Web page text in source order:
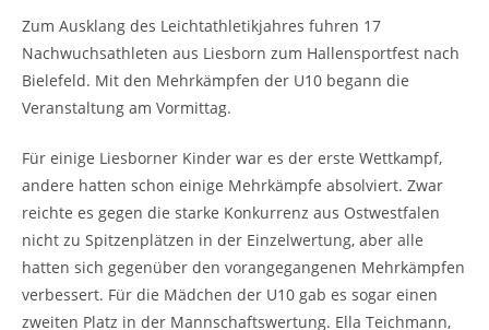
Zum Ausklang des Leichtathletikjahres fuhren 17
Nachwuchsathleten aus Liesborn zum Hallensportfest nach
Bielefeld. Mit den Mehrkämpfen der U10 begann die
Veranstaltung am Vormittag.
Für einige Liesborner Kinder war es der erste Wettkampf,
andere hatten schon einige Mehrkämpfe absolviert. Zwar
reichte es gegen die starke Konkurrenz aus Ostwestfalen
nicht zu Spitzenplätzen in der Einzelwertung, aber alle
hatten sich gegenüber den vorangegangenen Mehrkämpfen
verbessert. Für die Mädchen der U10 gab es sogar einen
zweiten Platz in der Mannschaftswertung. Ella Teichmann,